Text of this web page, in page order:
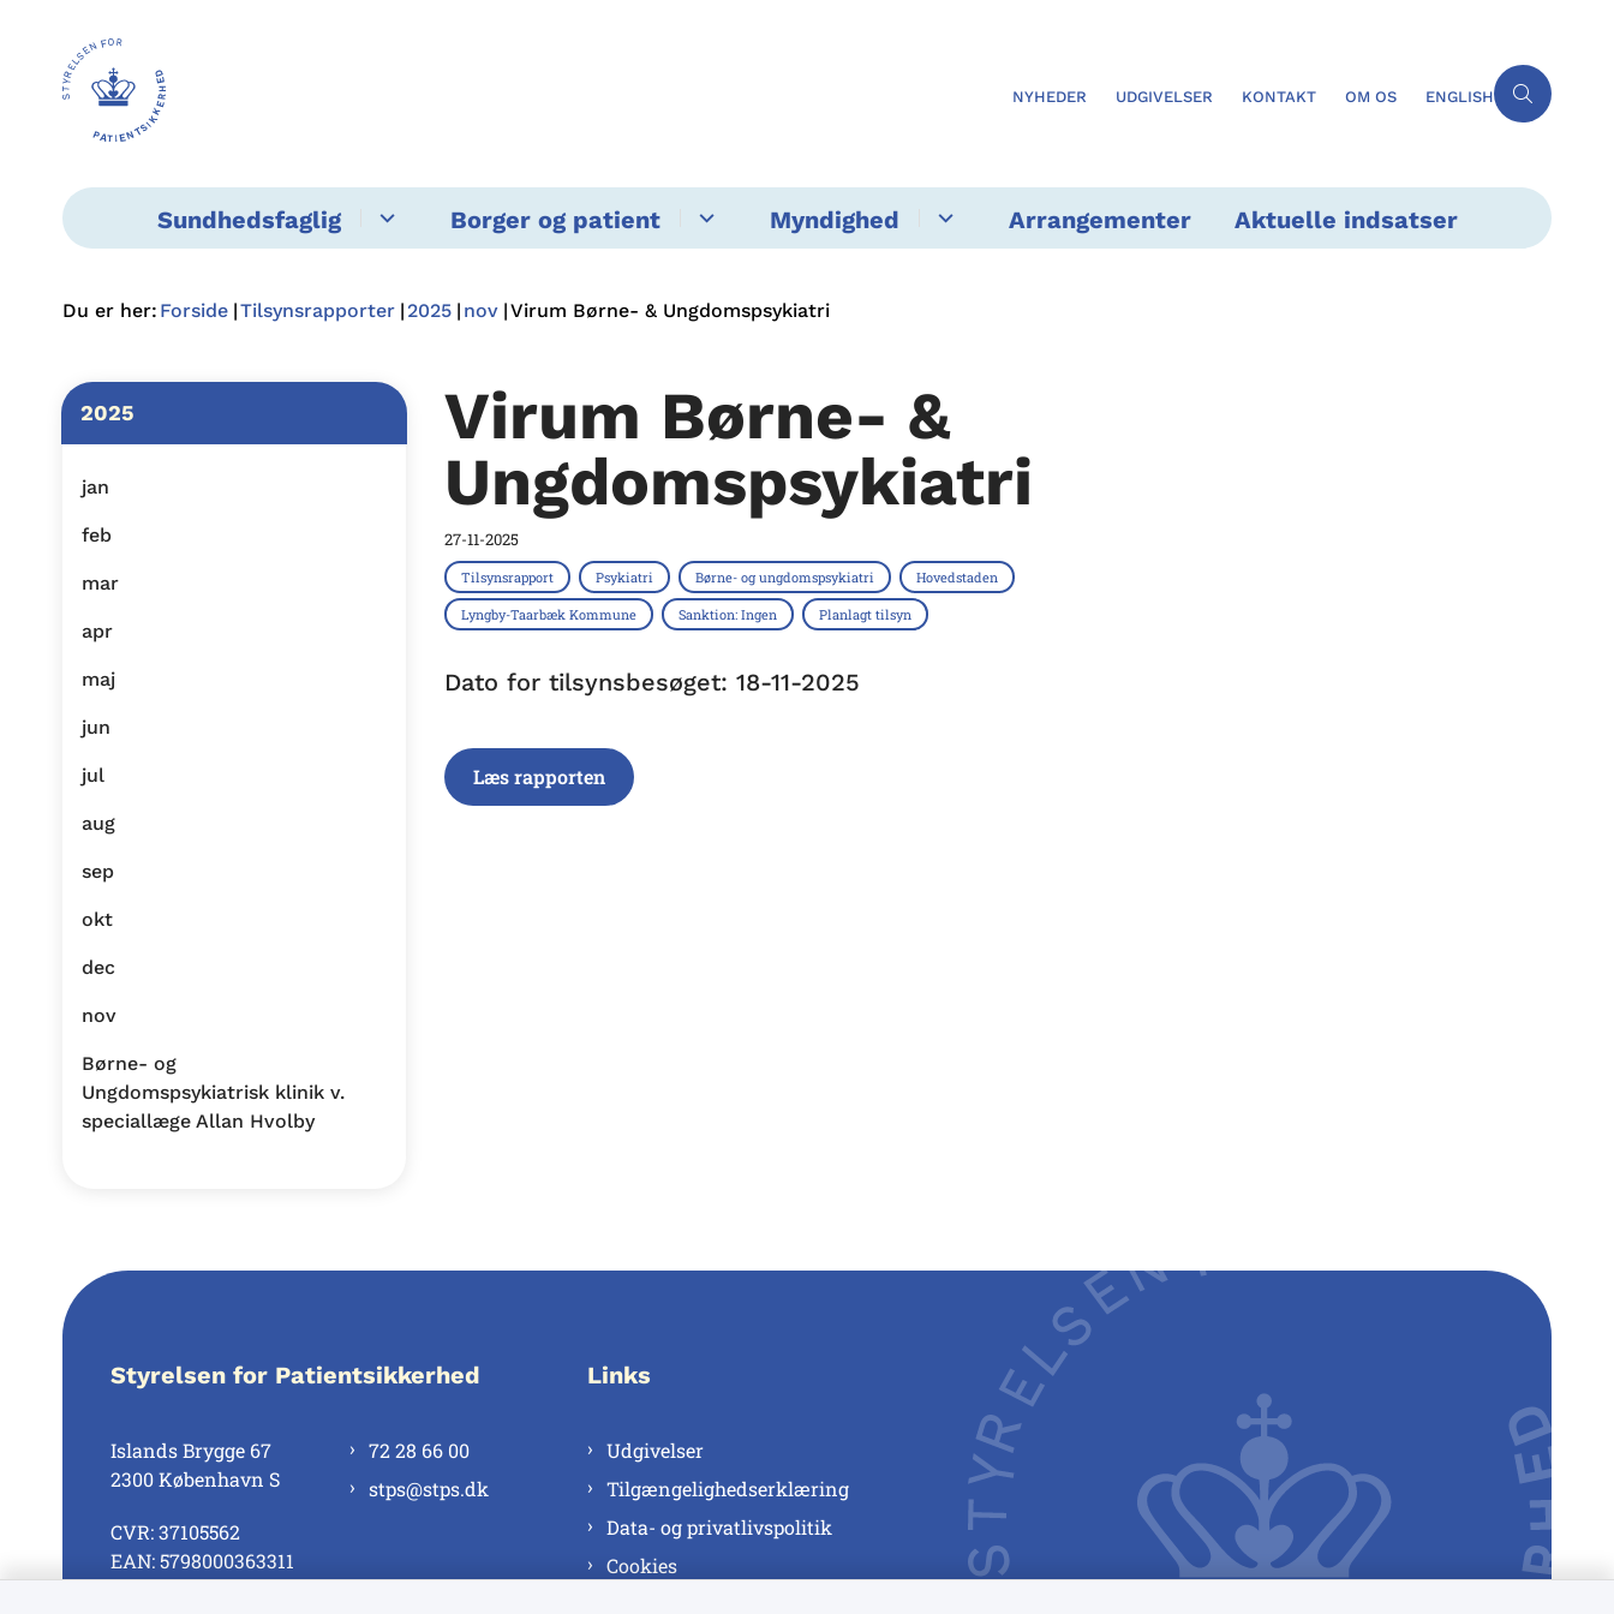
NYHEDER UDGIVELSER KONTAKT OM OS ENGLISH
Sundhedsfaglig Borger og patient Myndighed Arrangementer Aktuelle indsatser
Du er her: Forside Tilsynsrapporter 2025 nov Virum Børne- & Ungdomspsykiatri
2025
jan
feb
mar
apr
maj
jun
jul
aug
sep
okt
dec
nov
Børne- og
Ungdomspsykiatrisk klinik v.
speciallæge Allan Hvolby
Virum Børne- &
Ungdomspsykiatri
27-11-2025
Tilsynsrapport Psykiatri Børne- og ungdomspsykiatri Hovedstaden
Lyngby-Taarbæk Kommune Sanktion: Ingen Planlagt tilsyn
Dato for tilsynsbesøget: 18-11-2025
Læs rapporten
Styrelsen for Patientsikkerhed
Islands Brygge 67
2300 København S
CVR: 37105562
EAN: 5798000363311
72 28 66 00
stps@stps.dk
Links
Udgivelser
Tilgængelighedserklæring
Data- og privatlivspolitik
Cookies